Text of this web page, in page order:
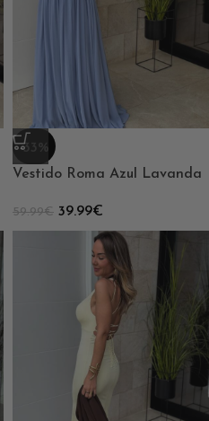
-33%
Vestido Roma Azul Lavanda
59.99€ 39.99€